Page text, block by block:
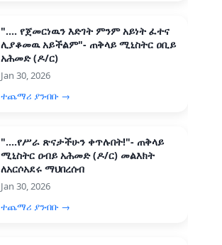
".... የጀመርነዉን እድገት ምንም አይነት ፈተና
ሊያቆመዉ አይችልም"- ጠቅላይ ሚኒስትር ዐቢይ
አሕመድ (ዶ/ር)
Jan 30, 2026
ተጨማሪ ያንብቡ →
"....የሥራ ጽናታችሁን ቀጥሉበት!"- ጠቅላይ
ሚኒስትር ዐብይ አሕመድ (ዶ/ር) መልእክት
ለአርሶአደሩ ማህበረሰብ
Jan 30, 2026
ተጨማሪ ያንብቡ →